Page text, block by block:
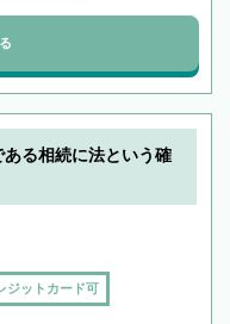
ある相続に法という確
ジットカード可